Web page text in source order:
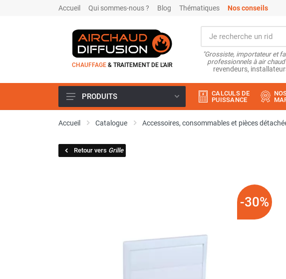
Accueil Qui sommes-nous ? Blog Thématiques Nos conseils
CHAUFFAGE & TRAITEMENT DE L'AIR
"Grossiste, importateur et
professionnels à air
revendeurs,
Climatiseur
Climatiseur mobile résidentiel et
PRODUITS
CALCULS DE
PUISSANCE
Accueil Catalogue Accessoires, consommables et pièces
Retour vers Grille
-30%